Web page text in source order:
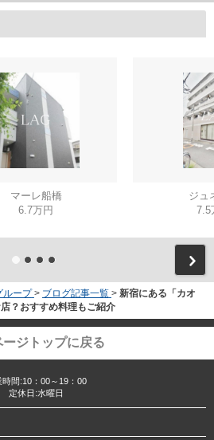
マーレ船橋
6.7万円
ジュ
7.5
ループ > ブログ記事一覧 > 新宿にある「カオ
？おすすめ料理もご紹介
ージトップに戻る
時間:10：00～19：00
定休日:水曜日